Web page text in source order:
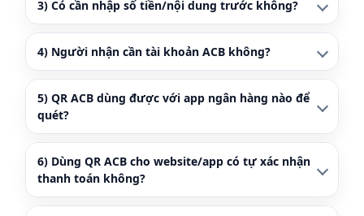
3) Có cần nhập số tiền/nội dung trước không?
4) Người nhận cần tài khoản ACB không?
5) QR ACB dùng được với app ngân hàng nào để
quét?
6) Dùng QR ACB cho website/app có tự xác nhận
thanh toán không?